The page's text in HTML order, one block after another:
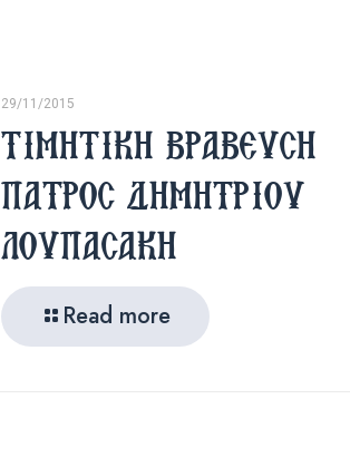
29/11/2015
ΤΙΜΗΤΙΚΗ ΒΡΑΒΕΥΣΗ
ΠΑΤΡΟΣ ΔΗΜΗΤΡΙΟΥ
ΛΟΥΠΑΣΑΚΗ
Read more